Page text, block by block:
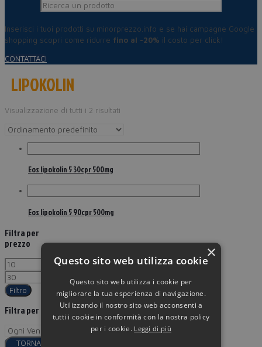
Inserisci i tuoi prodotti su minorprezzo.info e se hai campagne Google
shopping scopri come ridurre fino al -20% il costo per click!
CONTATTACI
LIPOKOLIN
Visualizzazione di tutti i 2 risultati
Eos lipokolin 5 30cpr 500mg
Eos lipokolin 5 90cpr 500mg
Filtra per
prezzo
Filtro
Filtra per
TORNA AI
×
Questo sito web utilizza cookie
Questo sito web utilizza i cookie per
migliorare la tua esperienza di navigazione.
Utilizzando il nostro sito web acconsenti a
tutti i cookie in conformità con la nostra policy
per i cookie. Leggi di più